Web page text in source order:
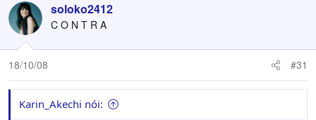
soloko2412
C O N T R A
18/10/08 #31
Karin_Akechi nói: